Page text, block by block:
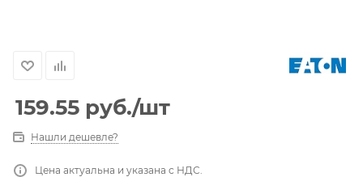
159.55 руб./шт
Нашли дешевле?
Цена актуальна и указана с НДС.